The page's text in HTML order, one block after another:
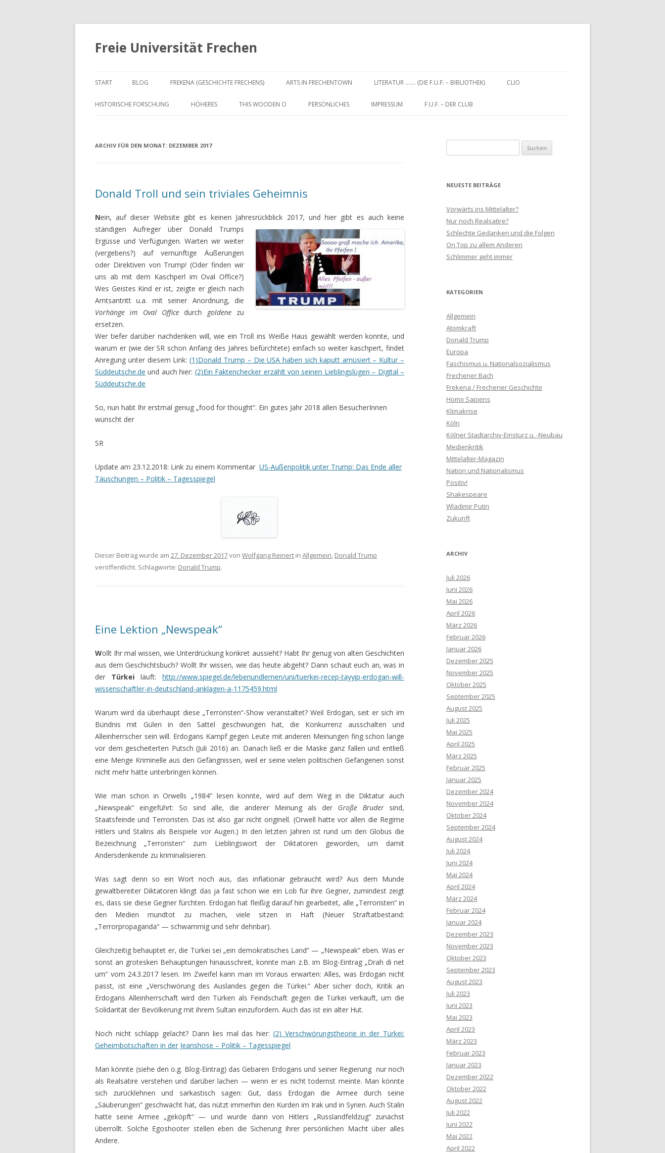
Freie Universität Frechen
Inhalt
START BLOG FREKENA (GESCHICHTE FRECHENS) ARTS IN FRECHENTOWN LITERATUR ……. (DIE F.U.F. – BIBLIOTHEK) CLIO
HISTORISCHE FORSCHUNG HÖHERES THIS WOODEN O PERSÖNLICHES IMPRESSUM F.U.F. – DER CLUB
ARCHIV FÜR DEN MONAT: DEZEMBER 2017
Donald Troll und sein triviales Geheimnis
Nein, auf dieser Website gibt es keinen Jahresrückblick 2017, und hier gibt es auch keine
ständigen Aufreger über Donald Trumps
Ergüsse und Verfügungen. Warten wir weiter
(vergebens?) auf vernünftige Äußerungen
oder Direktiven von Trump! (Oder finden wir
uns ab mit dem Kaschperl im Oval Office?)
Wes Geistes Kind er ist, zeigte er gleich nach
Amtsantritt u.a. mit seiner Anordnung, die
Vorhänge im Oval Office durch goldenezu
ersetzen.
Wer tiefer darüber nachdenken will, wie ein Troll ins Weiße Haus gewählt werden konnte, und
warum er (wie der SR schon Anfang des Jahres befürchtete) einfach so weiter kaschpert, findet
Anregung unter diesem Link:(1)Donald Trump – Die USA haben sich kaputt amüsiert – Kultur –
Süddeutsche.de und auch hier: (2)Ein Faktenchecker erzählt von seinen Lieblingslügen – Digital –
Süddeutsche.de
So, nun habt Ihr erstmal genug „food for thought“. Ein gutes Jahr 2018 allen BesucherInnen
wünscht der
SR
Update am 23.12.2018: Link zu einem Kommentar US-Außenpolitik unter Trump: Das Ende aller
Täuschungen – Politik – Tagesspiegel
Dieser Beitrag wurde am 27. Dezember 2017von Wolfgang Reinert in Allgemein, Donald Trump
veröffentlicht. Schlagworte: Donald Trump.
Eine Lektion „Newspeak“
Wollt Ihr mal wissen, wie Unterdrückung konkret aussieht? Habt Ihr genug von alten Geschichten
aus dem Geschichtsbuch? Wollt Ihr wissen, wie das heute abgeht? Dann schaut euch an, was in
der Türkei läuft: http://www.spiegel.de/lebenundlernen/uni/tuerkei-recep-tayyip-erdogan-will-
wissenschaftler-in-deutschland-anklagen-a-1175459.html
Warum wird da überhaupt diese „Terroristen“-Show veranstaltet? Weil Erdogan, seit er sich im
Bündnis mit Gülen in den Sattel geschwungen hat, die Konkurrenz ausschalten und
Alleinherrscher sein will. Erdogans Kampf gegen Leute mit anderen Meinungen fing schon lange
vor dem gescheiterten Putsch (Juli 2016) an. Danach ließ er die Maske ganz fallen und entließ
eine Menge Kriminelle aus den Gefängnissen, weil er seine vielen politischen Gefangenen sonst
nicht mehr hätte unterbringen können.
Wie man schon in Orwells „1984“ lesen konnte, wird auf dem Weg in die Diktatur auch
„Newspeak“ eingeführt: So sind alle, die anderer Meinung als der Große Bruder sind,
Staatsfeinde und Terroristen. Das ist also gar nicht originell. (Orwell hatte vor allen die Regime
Hitlers und Stalins als Beispiele vor Augen.) In den letzten Jahren ist rund um den Globus die
Bezeichnung „Terroristen“ zum Lieblingswort der Diktatoren geworden, um damit
Andersdenkende zu kriminalisieren.
Was sagt denn so ein Wort noch aus, das inflationär gebraucht wird? Aus dem Munde
gewaltbereiter Diktatoren klingt das ja fast schon wie ein Lob für ihre Gegner, zumindest zeigt
es, dass sie diese Gegner fürchten. Erdogan hat fleißig darauf hin gearbeitet, alle „Terroristen“ in
den Medien mundtot zu machen, viele sitzen in Haft (Neuer Straftatbestand:
„Terrorpropaganda“ — schwammig und sehr dehnbar).
Gleichzeitig behauptet er, die Türkei sei „ein demokratisches Land“ — „Newspeak“ eben. Was er
sonst an grotesken Behauptungen hinausschreit, konnte man z.B. im Blog-Eintrag „Drah di net
um“ vom 24.3.2017 lesen. Im Zweifel kann man im Voraus erwarten: Alles, was Erdogan nicht
passt, ist eine „Verschwörung des Auslandes gegen die Türkei.“ Aber sicher doch, Kritik an
Erdogans Alleinherrschaft wird den Türken als Feindschaft gegen die Türkei verkauft, um die
Solidarität der Bevölkerung mit ihrem Sultan einzufordern. Auch das ist ein alter Hut.
Noch nicht schlapp gelacht? Dann lies mal das hier:(2) Verschwörungstheorie in der Türkei:
Geheimbotschaften in der Jeanshose – Politik – Tagesspiegel
Man könnte (siehe den o.g. Blog-Eintrag) das Gebaren Erdogans und seiner Regierung nur noch
als Realsatire verstehen und darüber lachen — wenn er es nicht todernst meinte. Man könnte
sich zurücklehnen und sarkastisch sagen: Gut, dass Erdogan die Armee durch seine
„Säuberungen“ geschwächt hat, das nützt immerhin den Kurden im Irak und in Syrien. Auch Stalin
hatte seine Armee „geköpft“ — und wurde dann von Hitlers „Russlandfeldzug“ zunächst
überrollt. Solche Egoshooter stellen eben die Sicherung ihrer persönlichen Macht über alles
Andere.
nach:
NEUESTE BEITRÄGE
Vorwärts ins Mittelalter?
Nur noch Realsatire?
Schlechte Gedanken und die Folgen
On Top zu allem Anderen
Schlimmer geht immer
KATEGORIEN
Allgemein
Atomkraft
Donald Trump
Europa
Faschismus u. Nationalsozialismus
Frechener Bach
Frekena / Frechener Geschichte
Homo Sapiens
Klimakrise
Köln
Kölner Stadtarchiv-Einsturz u. -Neubau
Medienkritik
Mittelalter-Magazin
Nation und Nationalismus
Positiv!
Shakespeare
Wladimir Putin
Zukunft
ARCHIV
Juli 2026
Juni 2026
Mai 2026
April 2026
März 2026
Februar 2026
Januar 2026
Dezember 2025
November 2025
Oktober 2025
September 2025
August 2025
Juli 2025
Mai 2025
April 2025
März 2025
Februar 2025
Januar 2025
Dezember 2024
November 2024
Oktober 2024
September 2024
August 2024
Juli 2024
Juni 2024
Mai 2024
April 2024
März 2024
Februar 2024
Januar 2024
Dezember 2023
November 2023
Oktober 2023
September 2023
August 2023
Juli 2023
Juni 2023
Mai 2023
April 2023
März 2023
Februar 2023
Januar 2023
Dezember 2022
Oktober 2022
August 2022
Juli 2022
Juni 2022
Mai 2022
April 2022